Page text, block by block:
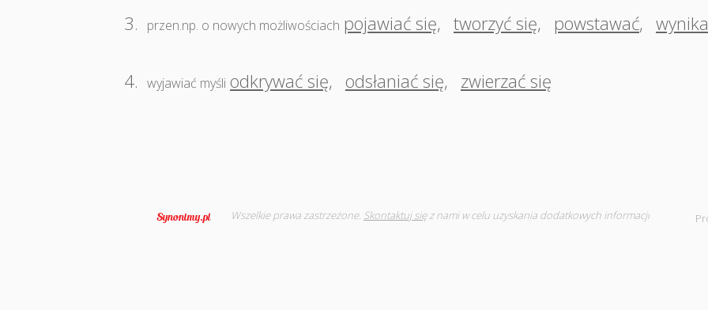
3. przen.np. o nowych możliwościach pojawiać się, tworzyć się, powstawać,
4. wyjawiać myśli odkrywać się, odsłaniać się, zwierzać się
Wszelkie prawa zastrzeżone. Skontaktuj sięz nami w celu uzyskania dodatkowych informacji